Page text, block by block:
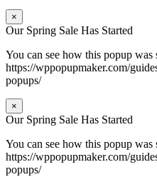
×
Our Spring Sale Has Started
You can see how this popup
https://wppopupmaker.com/
popups/
×
Our Spring Sale Has Started
You can see how this popup
https://wppopupmaker.com/
popups/